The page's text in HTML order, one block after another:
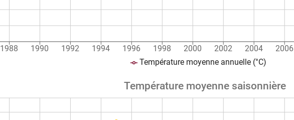
1988 1990 1992 1994 1996 1998 2000 2002 2004 2006
Température moyenne annuelle (°C)
Température moyenne saisonnière